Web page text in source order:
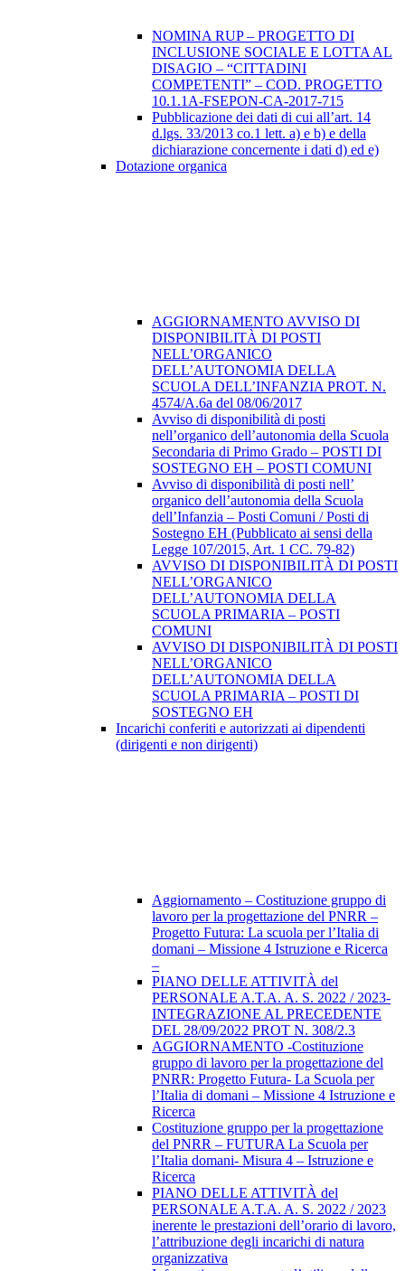
NOMINA RUP – PROGETTO DI
INCLUSIONE SOCIALE E LOTTA AL
DISAGIO – “CITTADINI
COMPETENTI” – COD. PROGETTO
10.1.1A-FSEPON-CA-2017-715
Pubblicazione dei dati di cui all’art. 14
d.lgs. 33/2013 co.1 lett. a) e b) e della
dichiarazione concernente i dati d) ed e)
Dotazione organica
AGGIORNAMENTO AVVISO DI
DISPONIBILITÀ DI POSTI
NELL’ORGANICO
DELL’AUTONOMIA DELLA
SCUOLA DELL’INFANZIA PROT. N.
4574/A.6a del 08/06/2017
Avviso di disponibilità di posti
nell’organico dell’autonomia della Scuola
Secondaria di Primo Grado – POSTI DI
SOSTEGNO EH – POSTI COMUNI
Avviso di disponibilità di posti nell’
organico dell’autonomia della Scuola
dell’Infanzia – Posti Comuni / Posti di
Sostegno EH (Pubblicato ai sensi della
Legge 107/2015, Art. 1 CC. 79-82)
AVVISO DI DISPONIBILITÀ DI POSTI
NELL’ORGANICO
DELL’AUTONOMIA DELLA
SCUOLA PRIMARIA – POSTI
COMUNI
AVVISO DI DISPONIBILITÀ DI POSTI
NELL’ORGANICO
DELL’AUTONOMIA DELLA
SCUOLA PRIMARIA – POSTI DI
SOSTEGNO EH
Incarichi conferiti e autorizzati ai dipendenti
(dirigenti e non dirigenti)
Aggiornamento – Costituzione gruppo di
lavoro per la progettazione del PNRR –
Progetto Futura: La scuola per l’Italia di
domani – Missione 4 Istruzione e Ricerca
–
PIANO DELLE ATTIVITÀ del
PERSONALE A.T.A. A. S. 2022 / 2023-
INTEGRAZIONE AL PRECEDENTE
DEL 28/09/2022 PROT N. 308/2.3
AGGIORNAMENTO -Costituzione
gruppo di lavoro per la progettazione del
PNRR: Progetto Futura- La Scuola per
l’Italia di domani – Missione 4 Istruzione e
Ricerca
Costituzione gruppo per la progettazione
del PNRR – FUTURA La Scuola per
l’Italia domani- Misura 4 – Istruzione e
Ricerca
PIANO DELLE ATTIVITÀ del
PERSONALE A.T.A. A. S. 2022 / 2023
inerente le prestazioni dell’orario di lavoro,
l’attribuzione degli incarichi di natura
organizzativa